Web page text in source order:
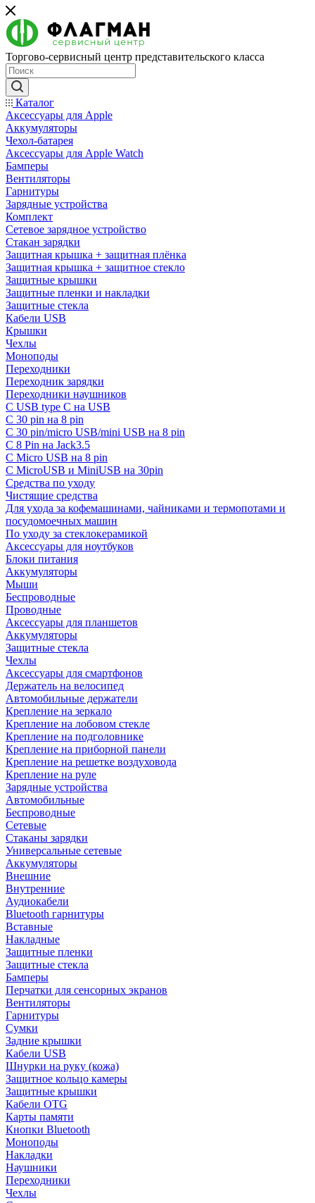
Торгово-сервисный центр представительского класса
Каталог
Аксессуары для Apple
Аккумуляторы
Чехол-батарея
Аксессуары для Apple Watch
Бамперы
Вентиляторы
Гарнитуры
Зарядные устройства
Комплект
Сетевое зарядное устройство
Стакан зарядки
Защитная крышка + защитная плёнка
Защитная крышка + защитное стекло
Защитные крышки
Защитные пленки и накладки
Защитные стекла
Кабели USB
Крышки
Чехлы
Моноподы
Переходники
Переходник зарядки
Переходники наушников
С USB type C на USB
С 30 pin на 8 pin
С 30 pin/micro USB/mini USB на 8 pin
С 8 Pin на Jack3.5
С Micro USB на 8 pin
С MicroUSB и MiniUSB на 30pin
Средства по уходу
Чистящие средства
Для ухода за кофемашинами, чайниками и термопотами и
посудомоечных машин
По уходу за стеклокерамикой
Аксессуары для ноутбуков
Блоки питания
Аккумуляторы
Мыши
Беспроводные
Проводные
Аксессуары для планшетов
Аккумуляторы
Защитные стекла
Чехлы
Аксессуары для смартфонов
Держатель на велосипед
Автомобильные держатели
Крепление на зеркало
Крепление на лобовом стекле
Крепление на подголовнике
Крепление на приборной панели
Крепление на решетке воздуховода
Крепление на руле
Зарядные устройства
Автомобильные
Беспроводные
Сетевые
Стаканы зарядки
Универсальные сетевые
Аккумуляторы
Внешние
Внутренние
Аудиокабели
Bluetooth гарнитуры
Вставные
Накладные
Защитные пленки
Защитные стекла
Бамперы
Перчатки для сенсорных экранов
Вентиляторы
Гарнитуры
Сумки
Задние крышки
Кабели USB
Шнурки на руку (кожа)
Защитное кольцо камеры
Защитные крышки
Кабели OTG
Карты памяти
Кнопки Bluetooth
Моноподы
Накладки
Наушники
Переходники
Чехлы